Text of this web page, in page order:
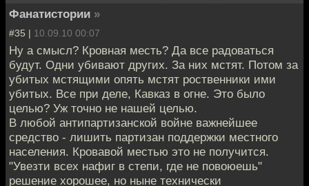
Фанатистории »
#35 | 10.09.10 00:07
Ну а смысл? Кровная месть? Да все радоваться
будут. Одни убивают других. За них мстят. Потом за
убитых мстящими опять мстят роственники ими
убитых. Все при деле, Кавказ в огне. Это было
целью? Уж точно не нашей целью.
В любой антипартизанской войне важнейшее
средство - лишить партизан поддержки местного
населения. Кровавой местью это не получится.
"Увезти всех нафиг в степи, где не повоюешь"
решение хорошее, но ныне технически